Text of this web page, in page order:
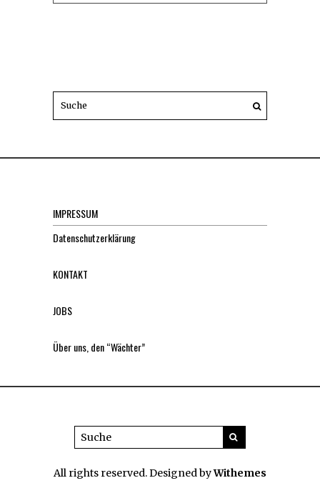
IMPRESSUM
Datenschutzerklärung
KONTAKT
JOBS
Über uns, den “Wächter”
All rights reserved. Designed byWithemes